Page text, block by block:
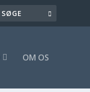
OM OS